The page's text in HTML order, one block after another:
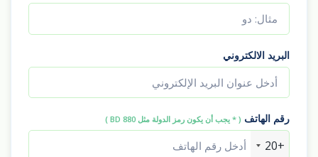
البريد الالكتروني
رقم الهاتف ( * يجب أن يكون رمز الدولة مثل BD 880 )
+20